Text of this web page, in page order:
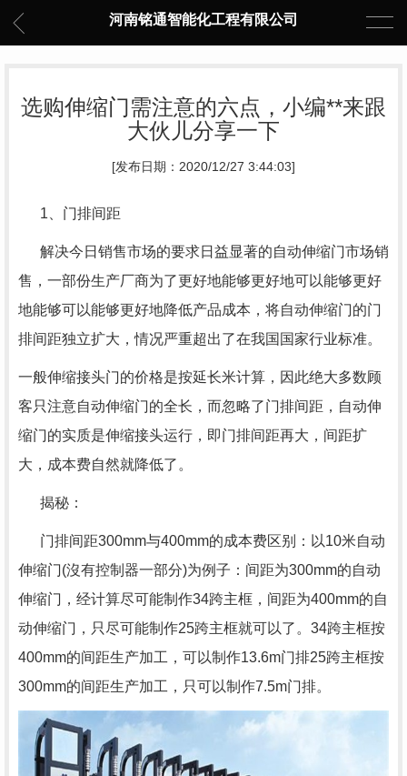
河南铭通智能化工程有限公司
选购伸缩门需注意的六点，小编**来跟
大伙儿分享一下
[发布日期：2020/12/27 3:44:03]
1、门排间距
解决今日销售市场的要求日益显著的自动伸缩门市场销
售，一部份生产厂商为了更好地能够更好地可以能够更好
地能够可以能够更好地降低产品成本，将自动伸缩门的门
排间距独立扩大，情况严重超出了在我国国家行业标准。
一般伸缩接头门的价格是按延长米计算，因此绝大多数顾
客只注意自动伸缩门的全长，而忽略了门排间距，自动伸
缩门的实质是伸缩接头运行，即门排间距再大，间距扩
大，成本费自然就降低了。
揭秘：
门排间距300mm与400mm的成本费区别：以10米自动
伸缩门(沒有控制器一部分)为例子：间距为300mm的自动
伸缩门，经计算尽可能制作34跨主框，间距为400mm的自
动伸缩门，只尽可能制作25跨主框就可以了。34跨主框按
400mm的间距生产加工，可以制作13.6m门排25跨主框按
300mm的间距生产加工，只可以制作7.5m门排。